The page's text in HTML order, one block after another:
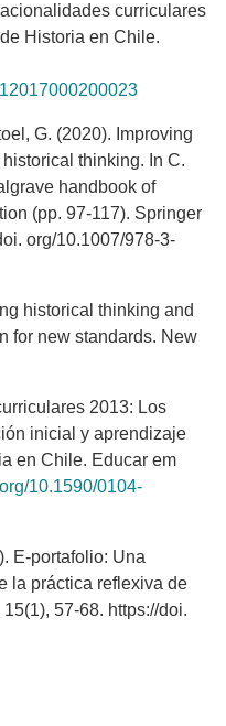
curriculares
Historia en Chile.
G. (2020). Improving
thinking. In C.
handbook of
(pp. 97-117). Springer
org/10.1007/978-3-
historical thinking and
for new standards. New
2013: Los
inicial y aprendizaje
en Chile. Educar em
10.1590/0104-
E-portafolio: Una
la práctica reflexiva de
57-68. https://doi.